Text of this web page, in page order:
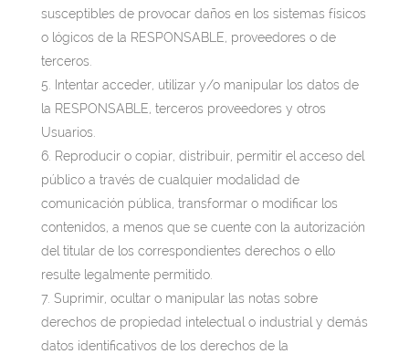
susceptibles de provocar daños en los sistemas físicos
o lógicos de la RESPONSABLE, proveedores o de
terceros.
Intentar acceder, utilizar y/o manipular los datos de
la RESPONSABLE, terceros proveedores y otros
Usuarios.
Reproducir o copiar, distribuir, permitir el acceso del
público a través de cualquier modalidad de
comunicación pública, transformar o modificar los
contenidos, a menos que se cuente con la autorización
del titular de los correspondientes derechos o ello
resulte legalmente permitido.
Suprimir, ocultar o manipular las notas sobre
derechos de propiedad intelectual o industrial y demás
datos identificativos de los derechos de la